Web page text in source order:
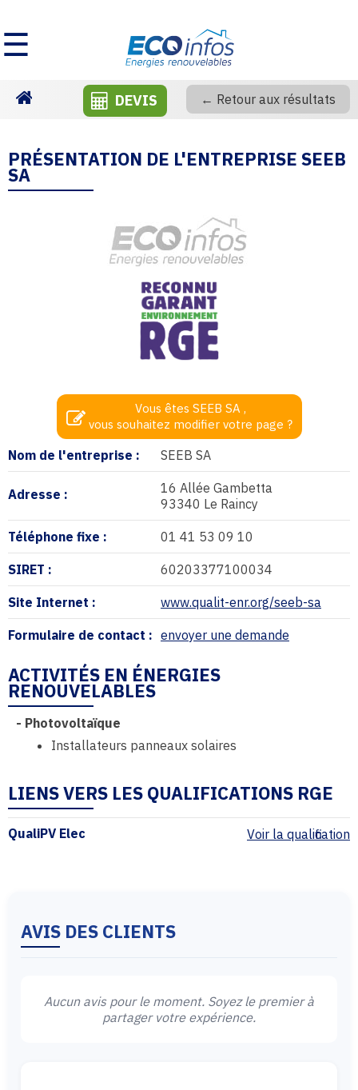
☰
DEVIS ← Retour aux résultats
PRÉSENTATION DE L'ENTREPRISE SEEB
SA
Nom de l'entreprise : SEEB SA
Adresse :
16 Allée Gambetta
93340 Le Raincy
Téléphone fixe : 01 41 53 09 10
SIRET : 60203377100034
Site Internet : www.qualit-enr.org/seeb-sa
Formulaire de contact : envoyer une demande
Vous êtes SEEB SA ,
vous souhaitez modifier votre page ?
ACTIVITÉS EN ÉNERGIES
RENOUVELABLES
- Photovoltaïque
Installateurs panneaux solaires
LIENS VERS LES QUALIFICATIONS RGE
QualiPV Elec Voir la qualification
AVIS DES CLIENTS
Aucun avis pour le moment. Soyez le premier à
partager votre expérience.